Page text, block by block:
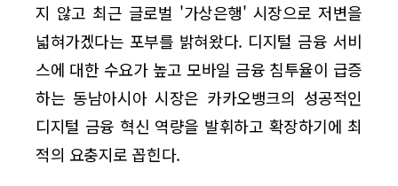
지 않고 최근 글로벌 '가상은행' 시장으로 저변을
넓혀가겠다는 포부를 밝혀왔다. 디지털 금융 서비
스에 대한 수요가 높고 모바일 금융 침투율이 급증
하는 동남아시아 시장은 카카오뱅크의 성공적인
디지털 금융 혁신 역량을 발휘하고 확장하기에 최
적의 요충지로 꼽힌다.